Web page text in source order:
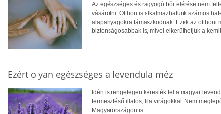
Az egészséges és ragyogó bőr elérése nem
vásárolni. Otthon is alkalmazhatunk számos
alapanyagokra támaszkodnak. Ezek az otthoni
biztonságosabbak is, mivel elkerülhetjük a
Ezért olyan egészséges a levendula méz
Idén is rengetegen keresték fel a magyar
termesztésű illatos, lila virágokkal. Nem
Magyarországon is.